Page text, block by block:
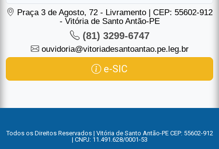
Praça 3 de Agosto, 72 - Livramento | CEP: 55602-912
- Vitória de Santo Antão-PE
(81) 3299-6747
ouvidoria@vitoriadesantoantao.pe.leg.br
e-SIC
Todos os Direitos Reservados | Vitória de Santo Antão-PE CEP: 55602-912
| CNPJ: 11.491.628/0001-53